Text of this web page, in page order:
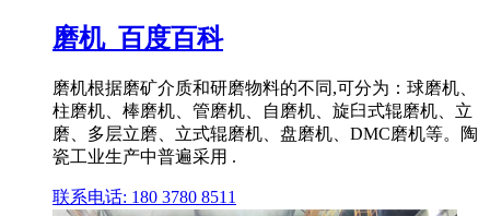
磨机_百度百科
磨机根据磨矿介质和研磨物料的不同,可分为：球磨机、
柱磨机、棒磨机、管磨机、自磨机、旋臼式辊磨机、立
磨、多层立磨、立式辊磨机、盘磨机、DMC磨机等。陶
瓷工业生产中普遍采用 .
联系电话: 180 3780 8511